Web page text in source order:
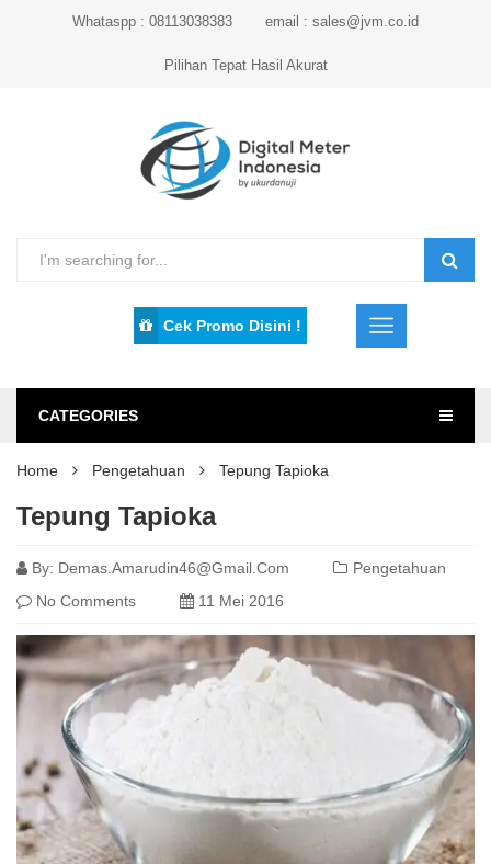
Whataspp : 08113038383 email : sales@jvm.co.id
Pilihan Tepat Hasil Akurat
Cek Promo Disini !
CATEGORIES
Home Pengetahuan Tepung Tapioka
Tepung Tapioka
By: Demas.amarudin46@gmail.com
Pengetahuan
No Comments
11 Mei 2016